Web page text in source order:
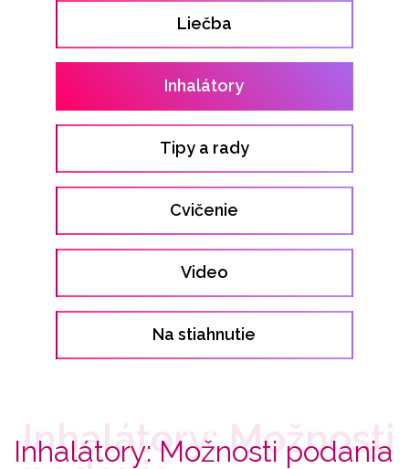
Liečba
Inhalátory
Tipy a rady
Cvičenie
Video
Na stiahnutie
Inhalátory: Možnosti podania